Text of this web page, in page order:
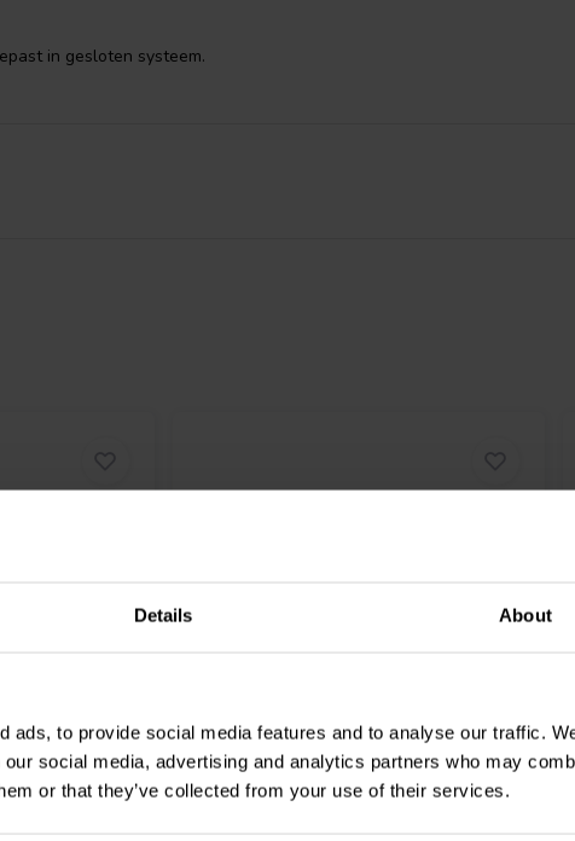
Details About
ads, to provide social media features and to analyse our traffic.
social media, advertising and analytics partners who may
or that they’ve collected from your use of their services.
in gesloten systeem.
VisatonW 170 S - 8 Woofer
Medio-Bassi
5 klantbeoordelingen